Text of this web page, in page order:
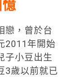
戀，曾於台
2011年開始
子小豆出生
3歲以前就已